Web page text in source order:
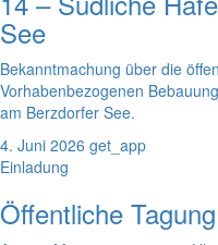
See
Bekanntmachung über die
Vorhabenbezogenen
am Berzdorfer See.
4. Juni 2026 get_app
Einladung
Öffentliche